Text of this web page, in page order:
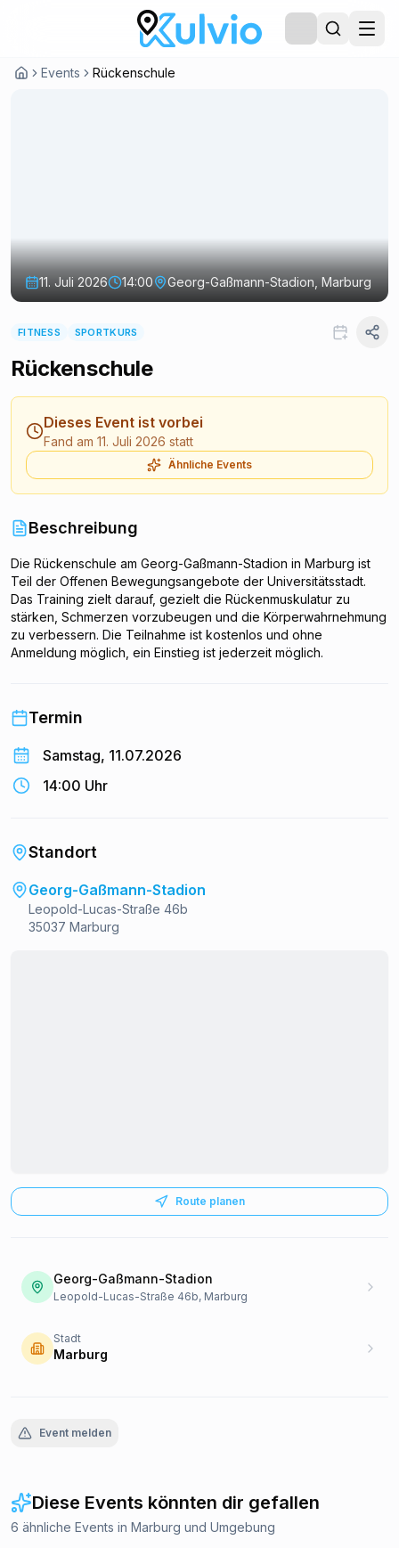
Events Rückenschule
11. Juli 2026 14:00 Georg-Gaßmann-Stadion, Marburg
FITNESS SPORTKURS
Rückenschule
Dieses Event ist vorbei
Fand am 11. Juli 2026 statt
Ähnliche Events
Beschreibung
Die Rückenschule am Georg-Gaßmann-Stadion in Marburg ist
Teil der Offenen Bewegungsangebote der Universitätsstadt.
Das Training zielt darauf, gezielt die Rückenmuskulatur zu
stärken, Schmerzen vorzubeugen und die Körperwahrnehmung
zu verbessern. Die Teilnahme ist kostenlos und ohne
Anmeldung möglich, ein Einstieg ist jederzeit möglich.
eigene Verantwortung.
Termin
Samstag, 11.07.2026
14:00 Uhr
Standort
Georg-Gaßmann-Stadion
Leopold-Lucas-Straße 46b
35037 Marburg
Route planen
Georg-Gaßmann-Stadion
Leopold-Lucas-Straße 46b, Marburg
Stadt
Marburg
Event melden
Diese Events könnten dir gefallen
6 ähnliche Events in Marburg und Umgebung